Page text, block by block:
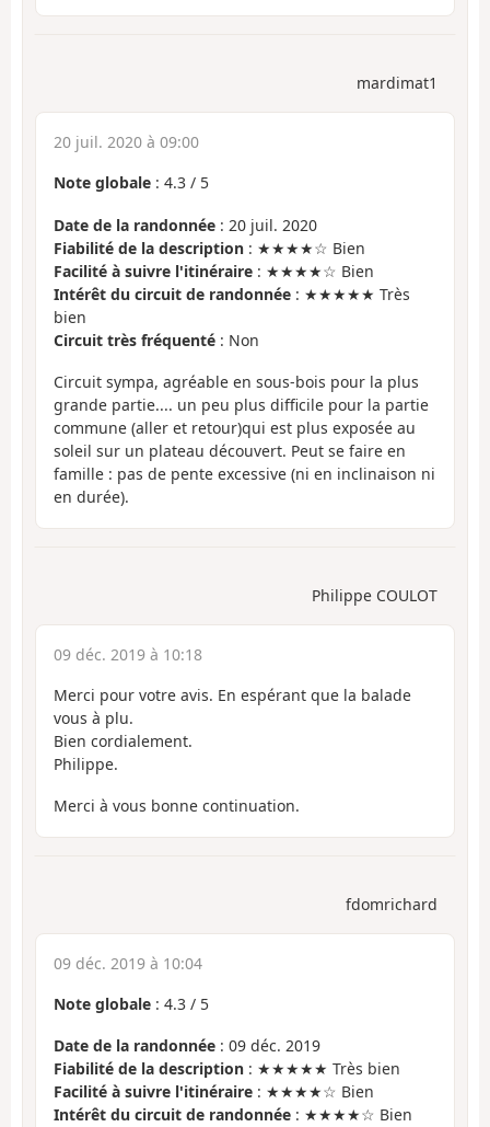
mardimat1
20 juil. 2020 à 09:00
Note globale : 4.3 / 5
Date de la randonnée : 20 juil. 2020
Fiabilité de la description : ★★★★☆ Bien
Facilité à suivre l'itinéraire : ★★★★☆ Bien
Intérêt du circuit de randonnée : ★★★★★ Très
bien
Circuit très fréquenté : Non
Circuit sympa, agréable en sous-bois pour la plus
grande partie.... un peu plus difficile pour la partie
commune (aller et retour)qui est plus exposée au
soleil sur un plateau découvert. Peut se faire en
famille : pas de pente excessive (ni en inclinaison ni
en durée).
Philippe COULOT
09 déc. 2019 à 10:18
Merci pour votre avis. En espérant que la balade
vous à plu.
Bien cordialement.
Philippe.
Merci à vous bonne continuation.
fdomrichard
09 déc. 2019 à 10:04
Note globale : 4.3 / 5
Date de la randonnée : 09 déc. 2019
Fiabilité de la description : ★★★★★ Très bien
Facilité à suivre l'itinéraire : ★★★★☆ Bien
Intérêt du circuit de randonnée : ★★★★☆ Bien